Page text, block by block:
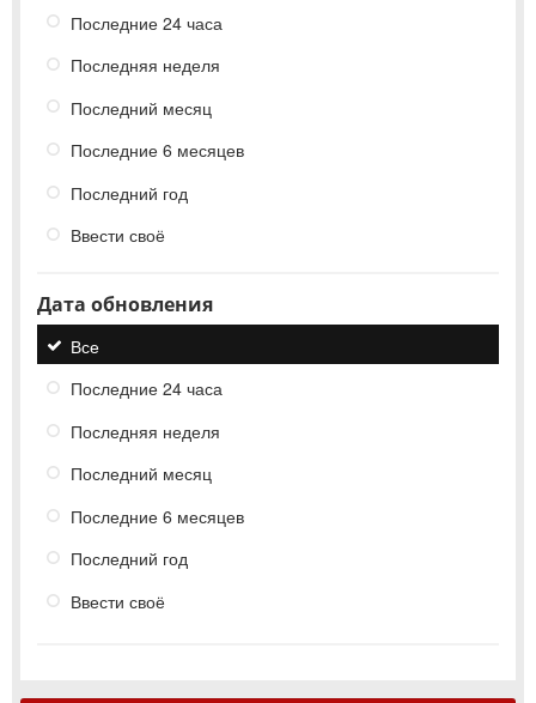
Последние 24 часа
Последняя неделя
Последний месяц
Последние 6 месяцев
Последний год
Ввести своё
Дата обновления
Все
Последние 24 часа
Последняя неделя
Последний месяц
Последние 6 месяцев
Последний год
Ввести своё